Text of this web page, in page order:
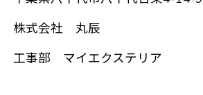
株式会社 丸辰
工事部 マイエクステリア